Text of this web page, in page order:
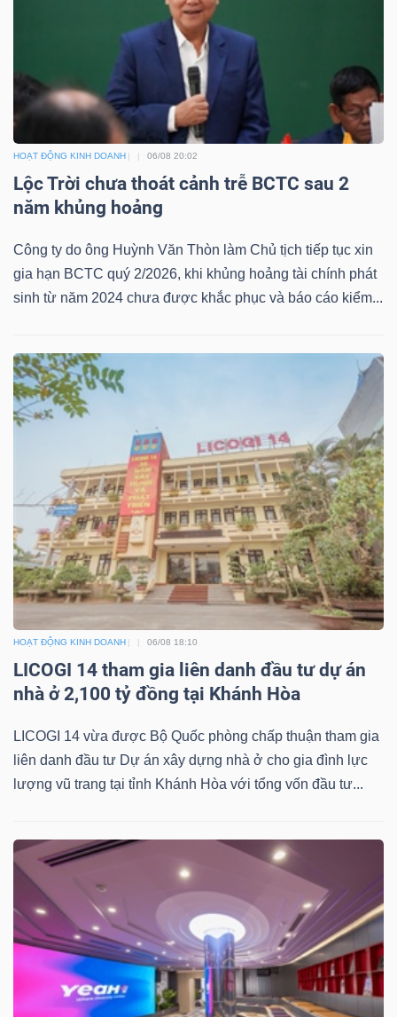
HOẠT ĐỘNG KINH DOANH 06/08 20:02
Lộc Trời chưa thoát cảnh trễ BCTC sau 2
năm khủng hoảng
Công ty do ông Huỳnh Văn Thòn làm Chủ tịch tiếp tục xin
gia hạn BCTC quý 2/2026, khi khủng hoảng tài chính phát
sinh từ năm 2024 chưa được khắc phục và báo cáo kiểm...
HOẠT ĐỘNG KINH DOANH 06/08 18:10
LICOGI 14 tham gia liên danh đầu tư dự án
nhà ở 2,100 tỷ đồng tại Khánh Hòa
LICOGI 14 vừa được Bộ Quốc phòng chấp thuận tham gia
liên danh đầu tư Dự án xây dựng nhà ở cho gia đình lực
lượng vũ trang tại tỉnh Khánh Hòa với tổng vốn đầu tư...
tài
chính
cụ
đầu
tư
Truyền
thông
tài
chính
Dữ
tài